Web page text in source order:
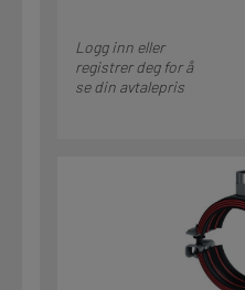
Logg inn eller
registrer deg for å
se din avtalepris